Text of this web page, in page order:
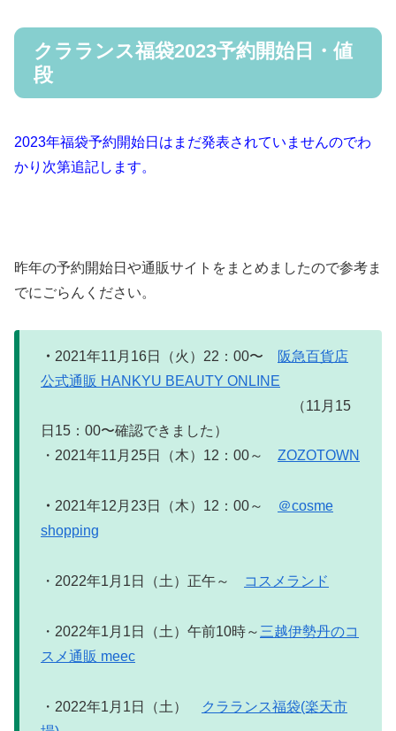
クラランス福袋2023予約開始日・値
段
2023年福袋予約開始日はまだ発表されていませんのでわ
かり次第追記します。
昨年の予約開始日や通販サイトをまとめましたので参考ま
でにごらんください。
・ 2021年11月16日（火）22：00〜
阪急百貨店
公式通販 HANKYU BEAUTY ONLINE
（11月15
日15：00〜確認できました）
・2021年11月25日（木）12：00～ ZOZOTOWN
・ 2021年12月23日（木）12：00～
＠cosme
shopping
・2022年1月1日（土）正午～ コスメランド
・2022年1月1日（土）午前10時～ 三越伊勢丹のコ
スメ通販 meec
・2022年1月1日（土）
クラランス福袋(楽天市